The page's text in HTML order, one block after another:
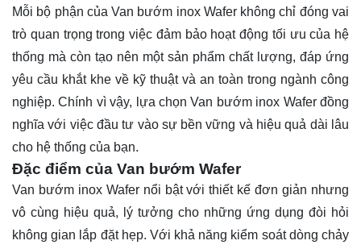
Mỗi bộ phận của Van bướm inox Wafer không chỉ đóng vai
trò quan trọng trong việc đảm bảo hoạt động tối ưu của hệ
thống mà còn tạo nên một sản phẩm chất lượng, đáp ứng
yêu cầu khắt khe về kỹ thuật và an toàn trong ngành công
nghiệp. Chính vì vậy, lựa chọn Van bướm inox Wafer đồng
nghĩa với việc đầu tư vào sự bền vững và hiệu quả dài lâu
cho hệ thống của bạn.
Đặc điểm của Van bướm Wafer
Van bướm inox Wafer nổi bật với thiết kế đơn giản nhưng
vô cùng hiệu quả, lý tưởng cho những ứng dụng đòi hỏi
không gian lắp đặt hẹp. Với khả năng kiểm soát dòng chảy